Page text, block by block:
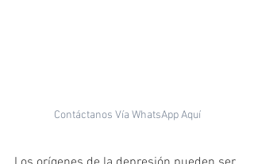
Contáctanos Vía WhatsApp Aquí